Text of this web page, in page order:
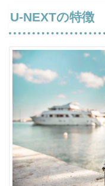
U-NEXTの特徴